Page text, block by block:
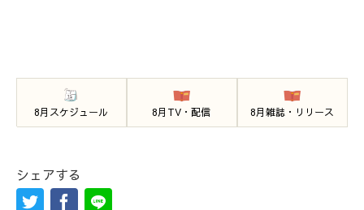
8月スケジュール 8月TV・配信 8月雑誌・リリース
シェアする